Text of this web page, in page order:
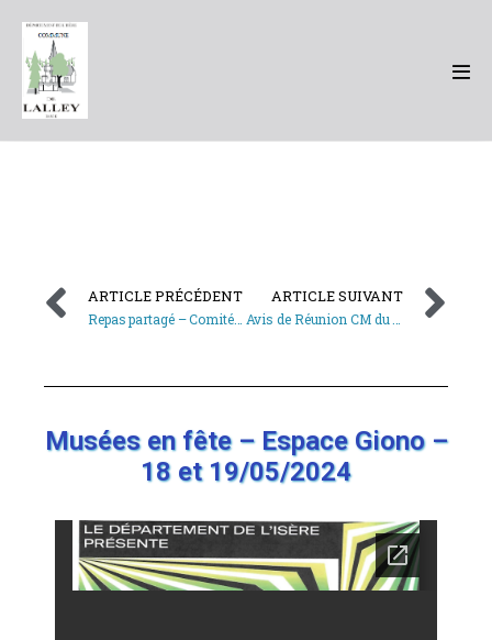
ARTICLE PRÉCÉDENT
Repas partagé – Comité des fêtes de Lalley – 19/05/2024
ARTICLE SUIVANT
Musées en fête – Espace Giono –
18 et 19/05/2024